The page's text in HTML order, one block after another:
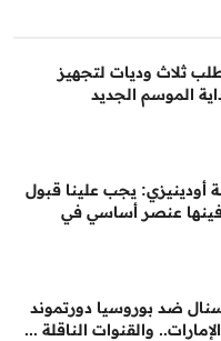
ثلاث وديات لتجهيز
الموسم الجديد
أودينيزي: يجب علينا قبول
عنصر أساسي في
ضد بوروسيا دورتموند
والقنوات الناقلة ...